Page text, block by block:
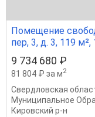
Помещение
пер, 3, д. 3, 119 м²,
9 734 680 ₽
81 804 ₽ за м2
Свердловская
Муниципальное
Кировский р-н